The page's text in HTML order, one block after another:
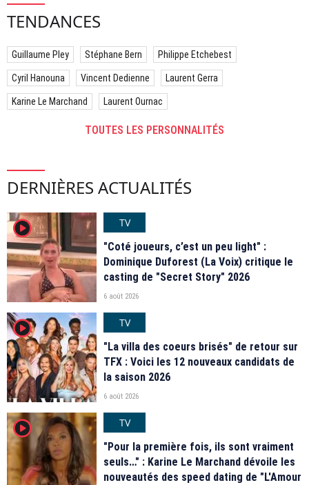
TENDANCES
Guillaume Pley Stéphane Bern Philippe Etchebest
Cyril Hanouna Vincent Dedienne Laurent Gerra
Karine Le Marchand Laurent Ournac
TOUTES LES PERSONNALITÉS
DERNIÈRES ACTUALITÉS
player2
TV
"Coté joueurs, c’est un peu light" :
Dominique Duforest (La Voix) critique le
casting de "Secret Story" 2026
6 août 2026
player2
TV
"La villa des coeurs brisés" de retour sur
TFX : Voici les 12 nouveaux candidats de
la saison 2026
6 août 2026
player2
TV
"Pour la première fois, ils sont vraiment
seuls…" : Karine Le Marchand dévoile les
nouveautés des speed dating de "L'Amour